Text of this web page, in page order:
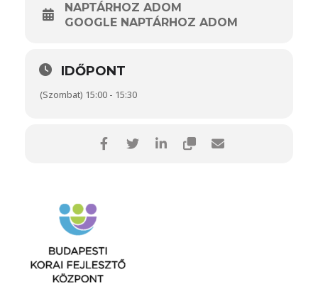
NAPTÁRHOZ ADOM
GOOGLE NAPTÁRHOZ ADOM
IDŐPONT
(Szombat) 15:00 - 15:30